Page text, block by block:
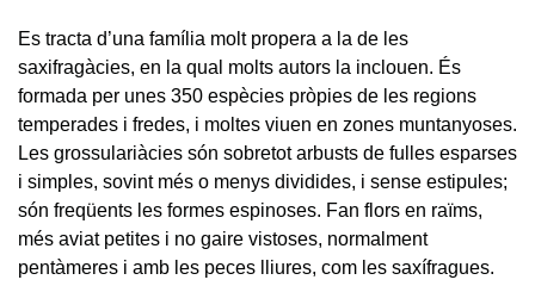
Es tracta d’una família molt propera a la de les
saxifragàcies, en la qual molts autors la inclouen. És
formada per unes 350 espècies pròpies de les regions
temperades i fredes, i moltes viuen en zones muntanyoses.
Les grossulariàcies són sobretot arbusts de fulles esparses
i simples, sovint més o menys dividides, i sense estipules;
són freqüents les formes espinoses. Fan flors en raïms,
més aviat petites i no gaire vistoses, normalment
pentàmeres i amb les peces lliures, com les saxífragues.